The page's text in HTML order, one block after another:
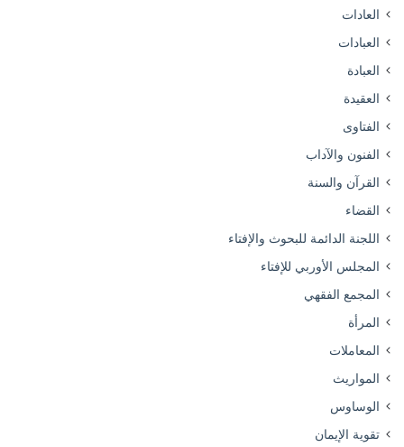
العادات
العبادات
العبادة
العقيدة
الفتاوى
الفنون والآداب
القرآن والسنة
القضاء
اللجنة الدائمة للبحوث والإفتاء
المجلس الأوربي للإفتاء
المجمع الفقهي
المرأة
المعاملات
المواريث
الوساوس
تقوية الإيمان